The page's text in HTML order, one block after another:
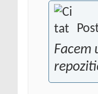
Facem